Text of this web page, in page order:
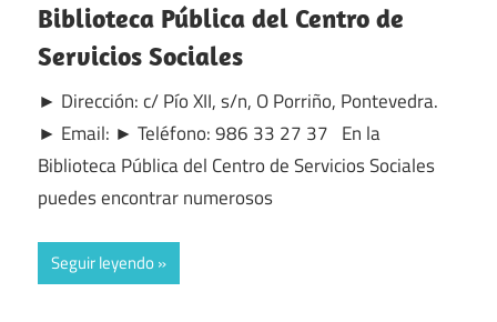
Biblioteca Pública del Centro de
Servicios Sociales
► Dirección: c/ Pío XII, s/n, O Porriño, Pontevedra.
► Email: ► Teléfono: 986 33 27 37 En la
Biblioteca Pública del Centro de Servicios Sociales
puedes encontrar numerosos
Seguir leyendo